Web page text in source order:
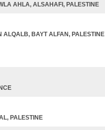
AHLA, ALSAHAFI, PALESTINE
ALQALB, BAYT ALFAN, PALESTINE
PALESTINE